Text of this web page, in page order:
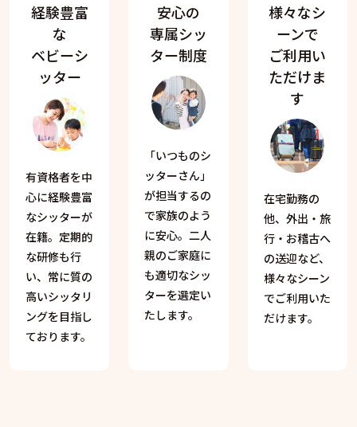
経験豊富
な
ベビーシ
ッター
有資格者を中
心に経験豊富
なシッターが
在籍。定期的
な研修も行
い、常に質の
高いシッタリ
ングを目指し
ております。
安心の
専属シッ
ター制度
「いつものシ
ッターさん」
が担当するの
で家族のよう
に安心。二人
親のご家庭に
も適切なシッ
ターを選定い
たします。
様々なシ
ーンで
ご利用い
ただけま
す
在宅勤務の
他、外出・旅
行・お稽古へ
の送迎など、
様々なシーン
でご利用いた
だけます。